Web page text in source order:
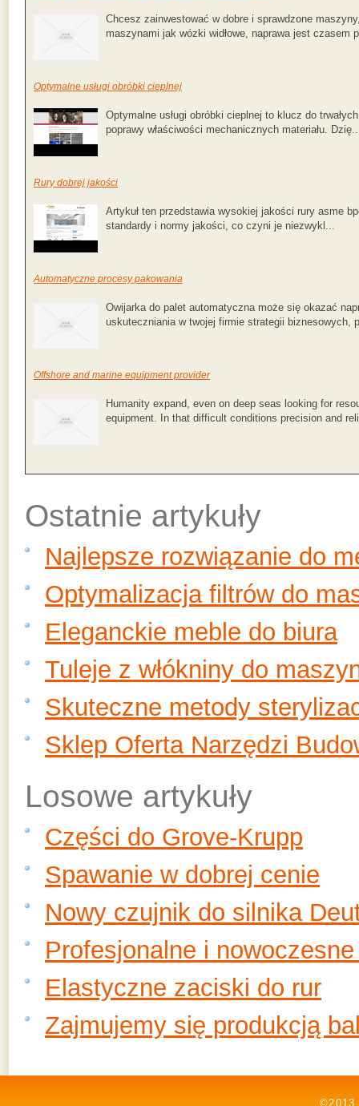
Chcesz zainwestować w dobre i sprawdzone
maszynami jak wózki widłowe, naprawa jest czasem
Optymalne usługi obróbki cieplnej
Optymalne usługi obróbki cieplnej to klucz do
poprawy właściwości mechanicznych materiału.
Rury dobrej jakości
Artykuł ten przedstawia wysokiej jakości rury asme
standardy i normy jakości, co czyni je niezwykl...
Automatyczne procesy pakowania
Owijarka do palet automatyczna może się okazać
uskuteczniania w twojej firmie strategii biznesowych,
Offshore and marine equipment provider
Humanity expand, even on deep seas looking for
equipment. In that difficult conditions precision and
Ostatnie artykuły
Najlepsze rozwiązanie do
Optymalizacja filtrów do
Eleganckie meble do biura
Tuleje z włókniny do
Skuteczne metody
Sklep Oferta Narzędzi
Losowe artykuły
Części do Grove-Krupp
Spawanie w dobrej cenie
Nowy czujnik do silnika
Profesjonalne i
Elastyczne zaciski do rur
Zajmujemy się produkcją
©2013